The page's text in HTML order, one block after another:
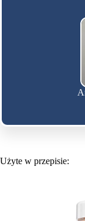
Użyte w przepisie: